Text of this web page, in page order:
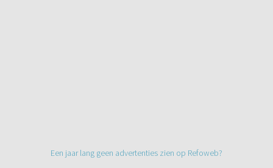
Een jaar lang geen advertenties zien op Refoweb?